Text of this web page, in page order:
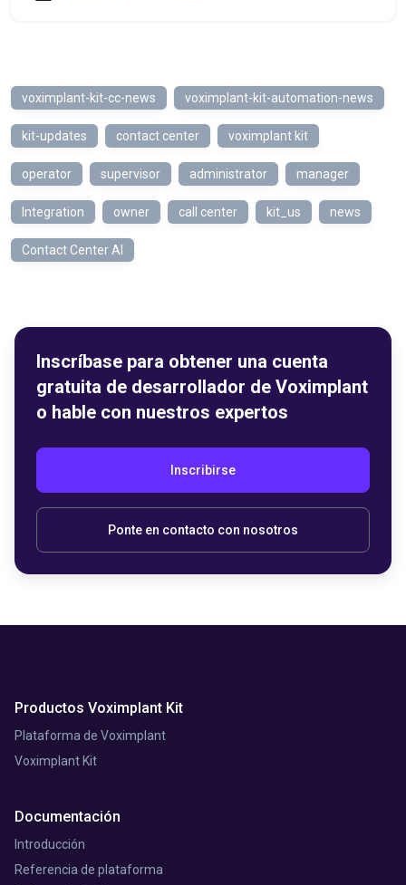
voximplant-kit-cc-news voximplant-kit-automation-news
kit-updates contact center voximplant kit
operator supervisor administrator manager
Integration owner call center kit_us news
Contact Center AI
Inscríbase para obtener una cuenta
gratuita de desarrollador de Voximplant
o hable con nuestros expertos
Inscribirse
Ponte en contacto con nosotros
Productos Voximplant Kit
Plataforma de Voximplant
Voximplant Kit
Documentación
Introducción
Referencia de plataforma